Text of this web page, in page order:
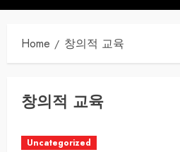
Menu
Home 창의적 교육
창의적 교육
Uncategorized